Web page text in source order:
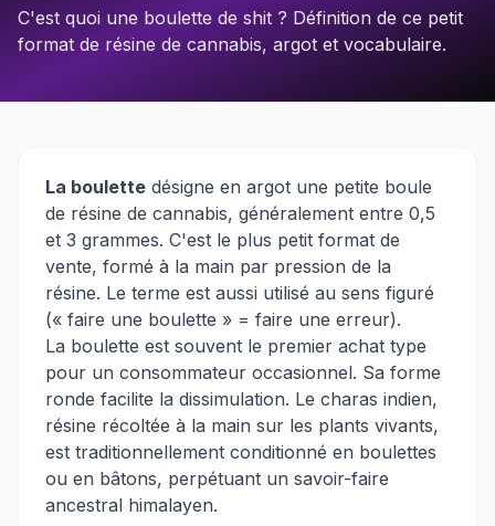
C'est quoi une boulette de shit ? Définition de ce petit
format de résine de cannabis, argot et vocabulaire.
La boulette désigne en argot une petite boule
de résine de cannabis, généralement entre 0,5
et 3 grammes. C'est le plus petit format de
vente, formé à la main par pression de la
résine. Le terme est aussi utilisé au sens figuré
(« faire une boulette » = faire une erreur).
La boulette est souvent le premier achat type
pour un consommateur occasionnel. Sa forme
ronde facilite la dissimulation. Le charas indien,
résine récoltée à la main sur les plants vivants,
est traditionnellement conditionné en boulettes
ou en bâtons, perpétuant un savoir-faire
ancestral himalayen.